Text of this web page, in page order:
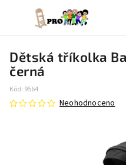
Dětská tříkolka
černá
Kód: 9564
Neohodnoceno